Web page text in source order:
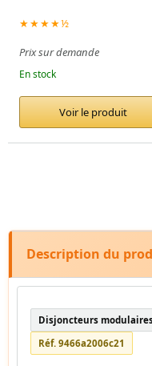
★★★★½
Prix sur demande
En stock
Voir le produit
Description du
Disjoncteurs modulaires
Réf. 9466a2006c21